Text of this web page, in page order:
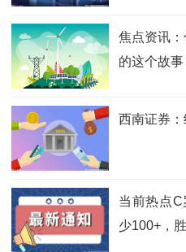
钢筋切粒:
料：2370
上）；3:
焦点资讯
的这个故
西南证券
当前热点
少100+，